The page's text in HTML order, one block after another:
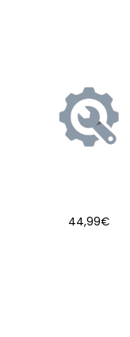
44,99€